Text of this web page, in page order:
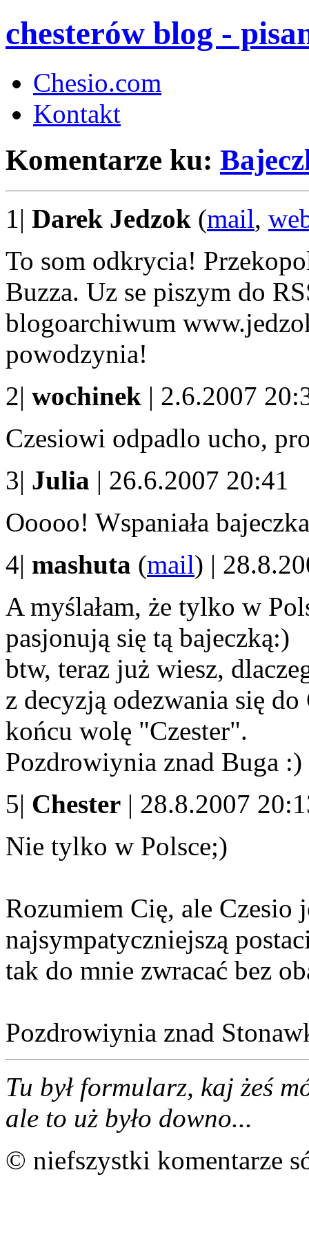
chesterów blog -
Chesio.com
Kontakt
Komentarze ku:
1| Darek Jedzok (mail,
To som odkrycia!
Buzza. Uz se piszym do
blogoarchiwum
powodzynia!
2| wochinek | 2.6.2007
Czesiowi odpadlo ucho,
3| Julia | 26.6.2007 20:41
Ooooo! Wspaniała
4| mashuta (mail) |
A myślałam, że tylko w
pasjonują się tą bajeczką:)
btw, teraz już wiesz,
z decyzją odezwania się
końcu wolę "Czester".
Pozdrowiynia znad Buga :)
5| Chester | 28.8.2007
Nie tylko w Polsce;)
Rozumiem Cię, ale
najsympatyczniejszą
tak do mnie zwracać bez
Pozdrowiynia znad
Tu był formularz, kaj żeś
ale to uż było downo...
© niefszystki komentarze